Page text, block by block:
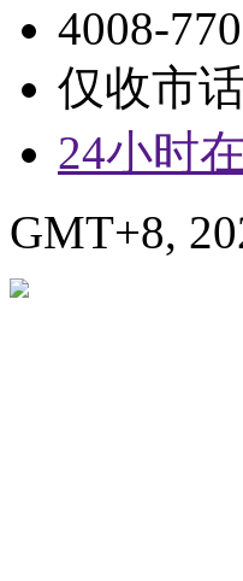
4008-
仅收市
24小时
GMT+8,